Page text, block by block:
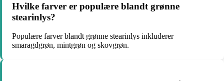
Hvilke farver er populære blandt grønne
stearinlys?
Populære farver blandt grønne stearinlys inkluderer
smaragdgrøn, mintgrøn og skovgrøn.